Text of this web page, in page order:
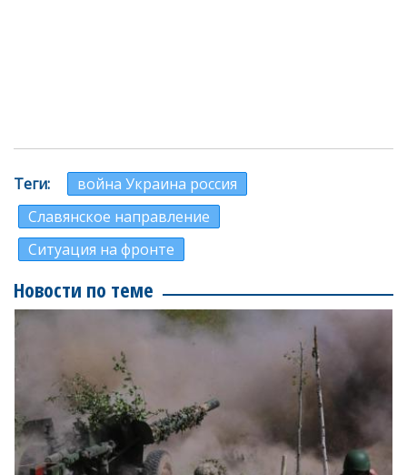
Теги
война Украина россия
Славянское направление
Ситуация на фронте
Новости по теме